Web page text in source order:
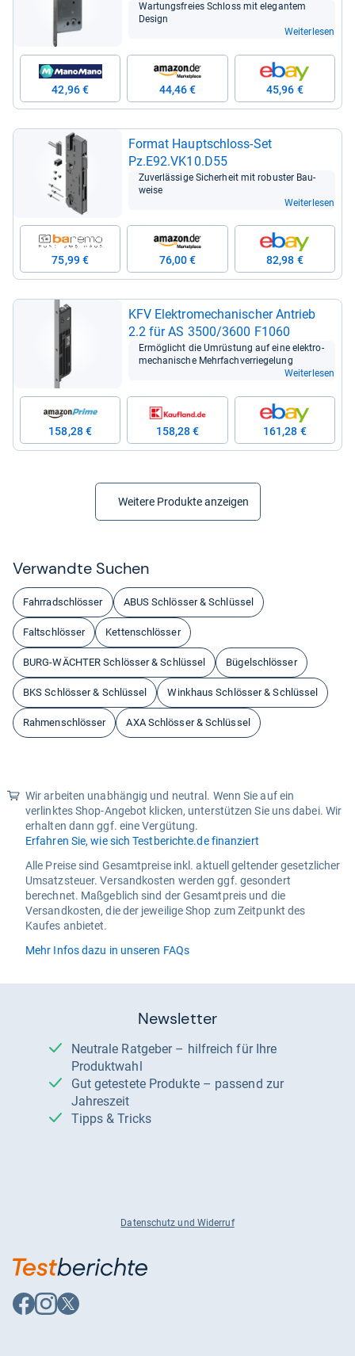
War­tungs­freies Schloss mit ele­gan­tem
Design
Weiterlesen
42,96 € 44,46 € 45,96 €
For­mat Haupt­schloss-​Set
Pz.E92.VK10.D55
Zuver­läs­sige Sicher­heit mit robus­ter Bau­
weise
Weiterlesen
75,99 € 76,00 € 82,98 €
KFV Elek­tro­me­cha­ni­scher Antrieb
2.2 für AS 3500/3600 F1060
Ermög­licht die Umrüs­tung auf eine elek­tro­
me­cha­ni­sche Mehr­fach­ver­rie­ge­lung
Weiterlesen
158,28 € 158,28 € 161,28 €
Weitere Produkte anzeigen
Ver­wandte Suchen
Fahrradschlösser ABUS Schlösser & Schlüssel
Faltschlösser Kettenschlösser
BURG-WÄCHTER Schlösser & Schlüssel Bügelschlösser
BKS Schlösser & Schlüssel Winkhaus Schlösser & Schlüssel
Rahmenschlösser AXA Schlösser & Schlüssel
Wir arbeiten unabhängig und neutral. Wenn Sie auf ein
verlinktes Shop-Angebot klicken, unterstützen Sie uns dabei. Wir
erhalten dann ggf. eine Vergütung.
Erfahren Sie, wie sich Testberichte.de finanziert
Alle Preise sind Gesamtpreise inkl. aktuell geltender gesetzlicher
Umsatzsteuer. Versandkosten werden ggf. gesondert
berechnet. Maßgeblich sind der Gesamtpreis und die
Versandkosten, die der jeweilige Shop zum Zeitpunkt des
Kaufes anbietet.
Mehr Infos dazu in unseren FAQs
Newsletter
Neutrale Ratgeber – hilfreich für Ihre
Produktwahl
Gut getestete Produkte – passend zur
Jahreszeit
Tipps & Tricks
Datenschutz und Widerruf
Auf
Facebook
Auf
Instagram
Auf
X